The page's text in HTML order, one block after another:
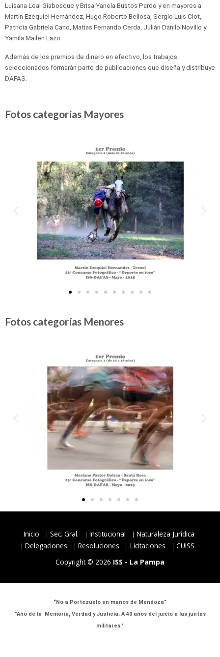
Luisana Leal Giabosque y Brisa Yanela Bustos Pardo y en mayores a:
Martin Ezequiel Hernández, Hugo Roberto Bellosa, Sergio Luis Clot,
Patricia Gabriela Cano, Matías Fernando Cerda, Julián Danilo Novillo y
Yamila Mailen Lazo.
Además de los premios de dinero en efectivo, los trabajos
seleccionados formarán parte de publicaciones que diseña y distribuye
DAFAS.
Fotos categorías Mayores
Fotos categorías Menores
Inicio Sec. Gral. Institucional
Naturaleza Jurídica
Delegaciones
Resoluciones Licitaciones
CUISS
Copyright © 2026 ISS - La Pampa
“No a Portezuelo en manos de Mendoza”
"Año de la Memoria, Verdad y Justicia. A 40 años del juicio a las juntas
militares."